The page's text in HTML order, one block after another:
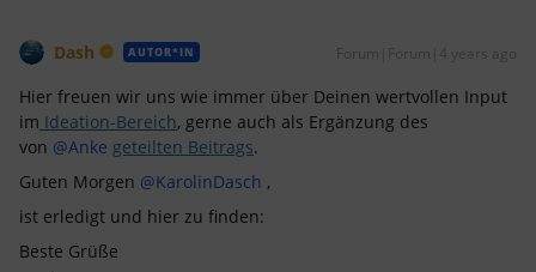
Dash AUTOR*IN Forum|Forum|4 years ago
Hier freuen wir uns wie immer über Deinen wertvollen Input
im Ideation-Bereich, gerne auch als Ergänzung des
von @Anke geteilten Beitrags.
Guten Morgen @KarolinDasch ,
ist erledigt und hier zu finden:
Beste Grüße